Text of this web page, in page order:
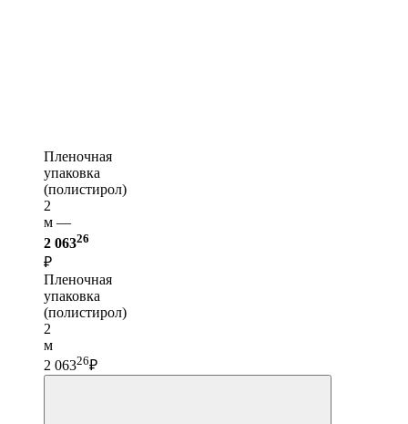
Пленочная
упаковка
(полистирол)
2
м —
2 06326
₽
Пленочная
упаковка
(полистирол)
2
м
2 06326₽